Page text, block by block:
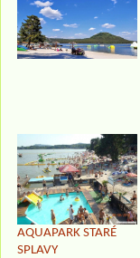
AQUAPARK STARÉ
SPLAVY